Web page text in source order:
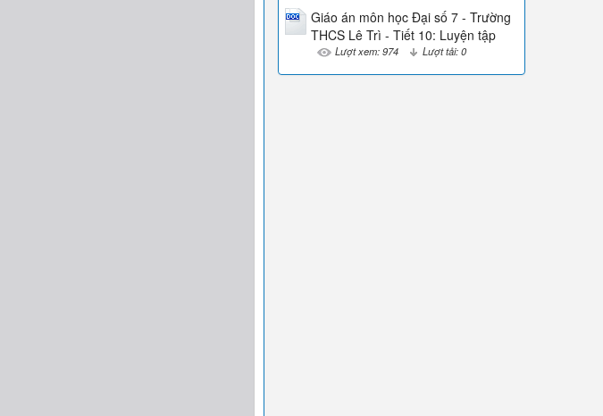
Giáo án môn học Đại số 7 - Trường
THCS Lê Trì - Tiết 10: Luyện tập
Lượt xem: 974 Lượt tải: 0